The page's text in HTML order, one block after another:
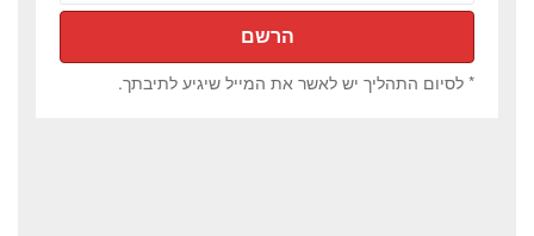
* לסיום התהליך יש לאשר את המייל שיגיע לתיבתך.